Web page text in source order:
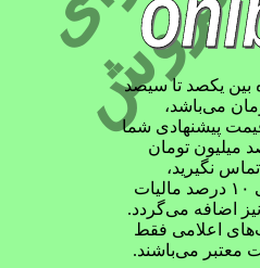
یکصد تا سیصد
می‌باشد،
پیشنهادی شما
تومان
نگیرید،
به قیمت نهایی ۱۰ درصد مالیات
اضافه می‌گردد.
اعلامی فقط